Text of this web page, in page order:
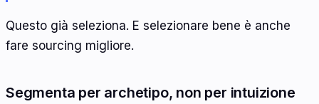
Questo già seleziona. E selezionare bene è anche
fare sourcing migliore.
Segmenta per archetipo, non per intuizione